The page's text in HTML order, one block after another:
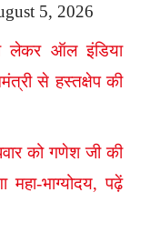
5, 2026
लेकर ऑल इंडिया
से हस्तक्षेप की
को गणेश जी की
भाग्योदय, पढ़ें